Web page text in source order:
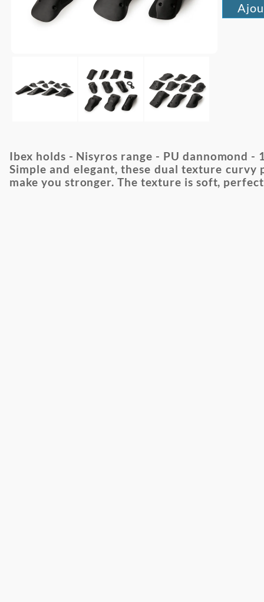
Ibex holds - Nisyros range - PU dannomond
Simple and elegant, these dual texture
make you stronger. The texture is soft,